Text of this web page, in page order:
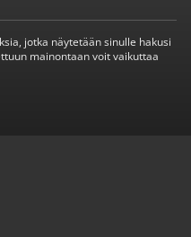
jotka näytetään sinulle hakusi
mainontaan voit vaikuttaa